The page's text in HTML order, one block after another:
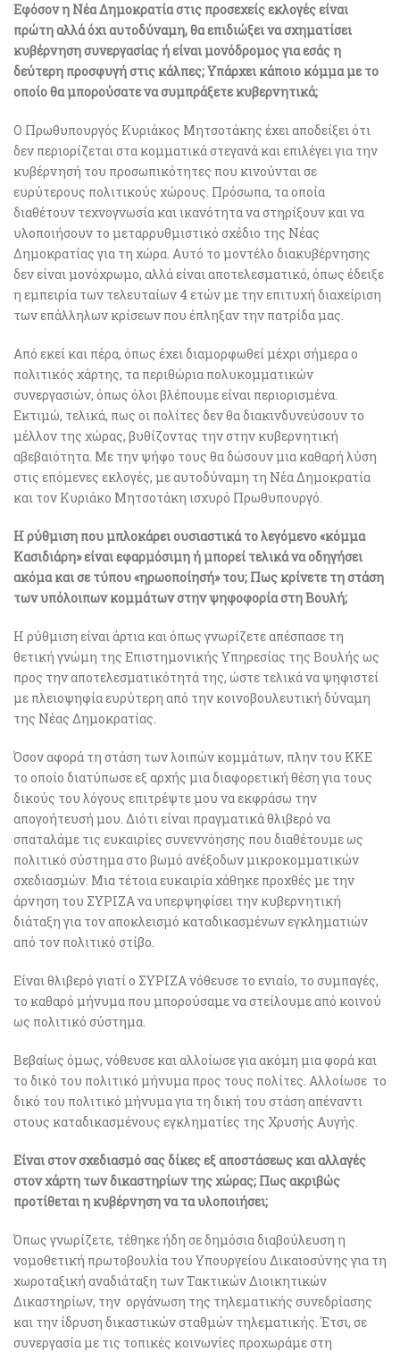
Εφόσον η Νέα Δημοκρατία στις προσεχείς εκλογές είναι
πρώτη αλλά όχι αυτοδύναμη, θα επιδιώξει να σχηματίσει
κυβέρνηση συνεργασίας ή είναι μονόδρομος για εσάς η
δεύτερη προσφυγή στις κάλπες; Υπάρχει κάποιο κόμμα με το
οποίο θα μπορούσατε να συμπράξετε κυβερνητικά;
Ο Πρωθυπουργός Κυριάκος Μητσοτάκης έχει αποδείξει ότι
δεν περιορίζεται στα κομματικά στεγανά και επιλέγει για την
κυβέρνησή του προσωπικότητες που κινούνται σε
ευρύτερους πολιτικούς χώρους. Πρόσωπα, τα οποία
διαθέτουν τεχνογνωσία και ικανότητα να στηρίξουν και να
υλοποιήσουν το μεταρρυθμιστικό σχέδιο της Νέας
Δημοκρατίας για τη χώρα. Αυτό το μοντέλο διακυβέρνησης
δεν είναι μονόχρωμο, αλλά είναι αποτελεσματικό, όπως έδειξε
η εμπειρία των τελευταίων 4 ετών με την επιτυχή διαχείριση
των επάλληλων κρίσεων που έπληξαν την πατρίδα μας.
Από εκεί και πέρα, όπως έχει διαμορφωθεί μέχρι σήμερα ο
πολιτικός χάρτης, τα περιθώρια πολυκομματικών
συνεργασιών, όπως όλοι βλέπουμε είναι περιορισμένα.
Εκτιμώ, τελικά, πως οι πολίτες δεν θα διακινδυνεύσουν το
μέλλον της χώρας, βυθίζοντας την στην κυβερνητική
αβεβαιότητα. Με την ψήφο τους θα δώσουν μια καθαρή λύση
στις επόμενες εκλογές, με αυτοδύναμη τη Νέα Δημοκρατία
και τον Κυριάκο Μητσοτάκη ισχυρό Πρωθυπουργό.
Η ρύθμιση που μπλοκάρει ουσιαστικά το λεγόμενο «κόμμα
Κασιδιάρη» είναι εφαρμόσιμη ή μπορεί τελικά να οδηγήσει
ακόμα και σε τύπου «ηρωοποίησή» του; Πως κρίνετε τη στάση
των υπόλοιπων κομμάτων στην ψηφοφορία στη Βουλή;
Η ρύθμιση είναι άρτια και όπως γνωρίζετε απέσπασε τη
θετική γνώμη της Επιστημονικής Υπηρεσίας της Βουλής ως
προς την αποτελεσματικότητά της, ώστε τελικά να ψηφιστεί
με πλειοψηφία ευρύτερη από την κοινοβουλευτική δύναμη
της Νέας Δημοκρατίας.
Όσον αφορά τη στάση των λοιπών κομμάτων, πλην του ΚΚΕ
το οποίο διατύπωσε εξ αρχής μια διαφορετική θέση για τους
δικούς του λόγους επιτρέψτε μου να εκφράσω την
απογοήτευσή μου. Διότι είναι πραγματικά θλιβερό να
σπαταλάμε τις ευκαιρίες συνεννόησης που διαθέτουμε ως
πολιτικό σύστημα στο βωμό ανέξοδων μικροκομματικών
σχεδιασμών. Μια τέτοια ευκαιρία χάθηκε προχθές με την
άρνηση του ΣΥΡΙΖΑ να υπερψηφίσει την κυβερνητική
διάταξη για τον αποκλεισμό καταδικασμένων εγκληματιών
από τον πολιτικό στίβο.
Είναι θλιβερό γιατί ο ΣΥΡΙΖΑ νόθευσε το ενιαίο, το συμπαγές,
το καθαρό μήνυμα που μπορούσαμε να στείλουμε από κοινού
ως πολιτικό σύστημα.
Βεβαίως όμως, νόθευσε και αλλοίωσε για ακόμη μια φορά και
το δικό του πολιτικό μήνυμα προς τους πολίτες. Αλλοίωσε το
δικό του πολιτικό μήνυμα για τη δική του στάση απέναντι
στους καταδικασμένους εγκληματίες της Χρυσής Αυγής.
Είναι στον σχεδιασμό σας δίκες εξ αποστάσεως και αλλαγές
στον χάρτη των δικαστηρίων της χώρας; Πως ακριβώς
προτίθεται η κυβέρνηση να τα υλοποιήσει;
Όπως γνωρίζετε, τέθηκε ήδη σε δημόσια διαβούλευση η
νομοθετική πρωτοβουλία του Υπουργείου Δικαιοσύνης για τη
χωροταξική αναδιάταξη των Τακτικών Διοικητικών
Δικαστηρίων, την οργάνωση της τηλεματικής συνεδρίασης
και την ίδρυση δικαστικών σταθμών τηλεματικής. Έτσι, σε
συνεργασία με τις τοπικές κοινωνίες προχωράμε στη